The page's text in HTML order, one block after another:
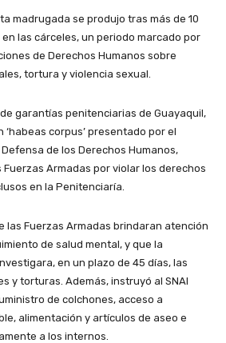
madrugada se produjo tras más de 10
las cárceles, un periodo marcado por
de Derechos Humanos sobre
tortura y violencia sexual.
garantías penitenciarias de Guayaquil,
‘habeas corpus’ presentado por el
de los Derechos Humanos,
Armadas por violar los derechos
en la Penitenciaría.
las Fuerzas Armadas brindaran atención
de salud mental, y que la
en un plazo de 45 días, las
y torturas. Además, instruyó al SNAI
de colchones, acceso a
alimentación y artículos de aseo e
a los internos.